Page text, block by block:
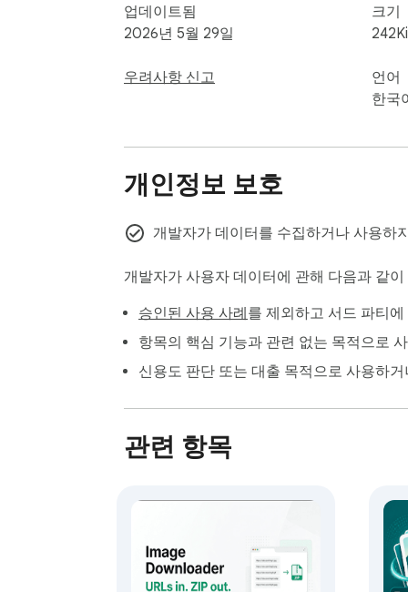
학교생활기록부나 세특 작성 시 매우 유용합
업데이트됨
2026년 5월 29일
우려사항 신고
크기
언어
한국
개인정보 보호
개발자가 데이터를 수집하거나 사용하
개발자가 사용자 데이터에 관해 다음과 같
승인된 사용 사례 를 제외하고 서드 파티
항목의 핵심 기능과 관련 없는 목적으로
신용도 판단 또는 대출 목적으로 사용하
관련 항목